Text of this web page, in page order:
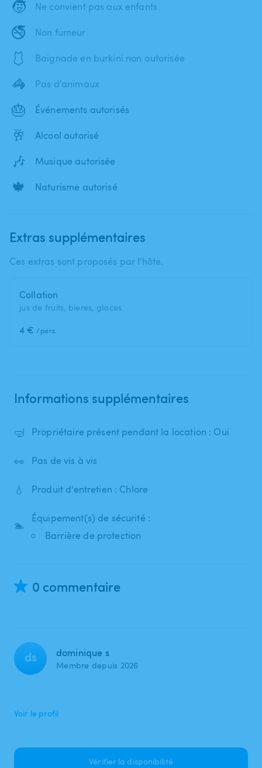
🧒 Ne convient pas aux enfants
🚭 Non fumeur
🩱 Baignade en burkini non autorisée
🦓 Pas d'animaux
🎂 Événements autorisés
🥂 Alcool autorisé
🎶 Musique autorisée
🍁 Naturisme autorisé
Extras supplémentaires
Ces extras sont proposés par l'hôte.
Collation
jus de fruits, bieres, glaces
4 € /pers.
Informations supplémentaires
🤿 Propriétaire présent pendant la location : Oui
👀 Pas de vis à vis
💧 Produit d'entretien : Chlore
🏊
Équipement(s) de sécurité :
Barrière de protection
0 commentaire
ds dominique s
Membre depuis 2026
Voir le profil
Vérifier la disponibilité